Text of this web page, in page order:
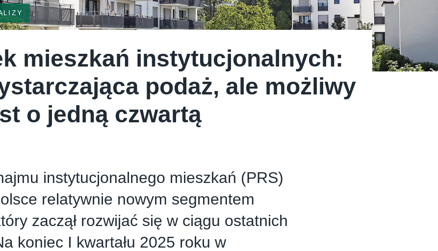
mieszkań instytucjonalnych:
podaż, ale możliwy
o jedną czwartą
instytucjonalnego mieszkań (PRS)
relatywnie nowym segmentem
zaczął rozwijać się w ciągu ostatnich
koniec I kwartału 2025 roku w